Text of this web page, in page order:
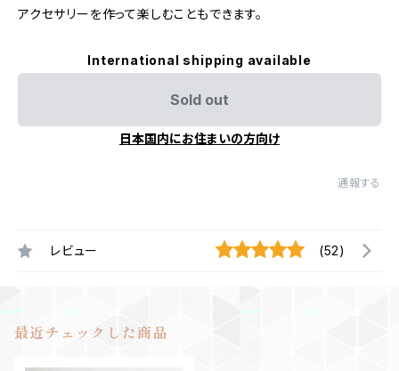
アクセサリーを作って楽しむこともできます。
International shipping available
Sold out
日本国内にお住まいの方向け
通報する
レビュー (52)
最近チェックした商品